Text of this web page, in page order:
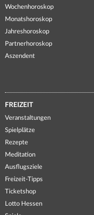
Wochenhoroskop
Monatshoroskop
Jahreshoroskop
Partnerhoroskop
Aszendent
FREIZEIT
Veranstaltungen
Spielplätze
Rezepte
Meditation
Ausflugsziele
Freizeit-Tipps
Ticketshop
Lotto Hessen